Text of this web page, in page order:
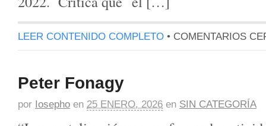
LEER CONTENIDO COMPLETO • COMENTARIOS
Peter Fonagy
por Iosepho en 25 ENERO, 2026 en SIN CATEGORÍA